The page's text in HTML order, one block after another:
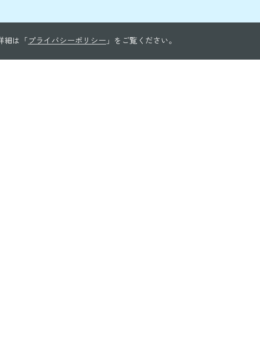
細は「 プライバシーポリシー 」をご覧ください。